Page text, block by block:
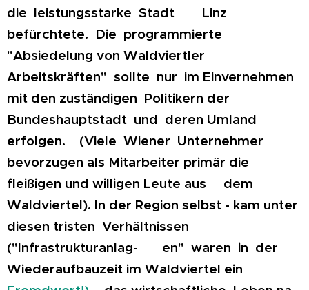
die leistungsstarke Stadt Linz
befürchtete. Die programmierte
"Absiedelung von Waldviertler
Arbeitskräften" sollte nur im Einvernehmen
mit den zuständigen Politikern der
Bundeshauptstadt und deren Umland
erfolgen. (Viele Wiener Unternehmer
bevorzugen als Mitarbeiter primär die
fleißigen und willigen Leute aus dem
Waldviertel). In der Region selbst - kam unter
diesen tristen Verhältnissen
("Infrastrukturanlag- en" waren in der
Wiederaufbauzeit im Waldviertel ein